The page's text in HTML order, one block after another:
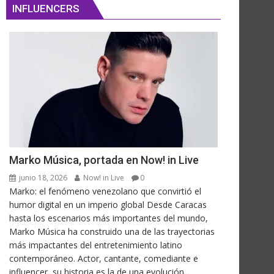
INFLUENCERS
Marko Música, portada en Now! in Live
junio 18, 2026 Now! in Live 0
Marko: el fenómeno venezolano que convirtió el
humor digital en un imperio global Desde Caracas
hasta los escenarios más importantes del mundo,
Marko Música ha construido una de las trayectorias
más impactantes del entretenimiento latino
contemporáneo. Actor, cantante, comediante e